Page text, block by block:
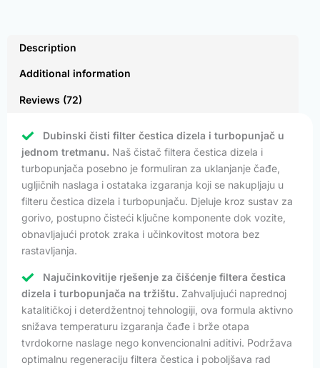
Description
Additional information
Reviews (72)
Dubinski čisti filter čestica dizela i turbopunjač u
jednom tretmanu. Naš čistač filtera čestica dizela i
turbopunjača posebno je formuliran za uklanjanje čađe,
ugljičnih naslaga i ostataka izgaranja koji se nakupljaju u
filteru čestica dizela i turbopunjaču. Djeluje kroz sustav za
gorivo, postupno čisteći ključne komponente dok vozite,
obnavljajući protok zraka i učinkovitost motora bez
rastavljanja.
Najučinkovitije rješenje za čišćenje filtera čestica
dizela i turbopunjača na tržištu. Zahvaljujući naprednoj
katalitičkoj i deterdžentnoj tehnologiji, ova formula aktivno
snižava temperaturu izgaranja čađe i brže otapa
tvrdokorne naslage nego konvencionalni aditivi. Podržava
optimalnu regeneraciju filtera čestica i poboljšava rad